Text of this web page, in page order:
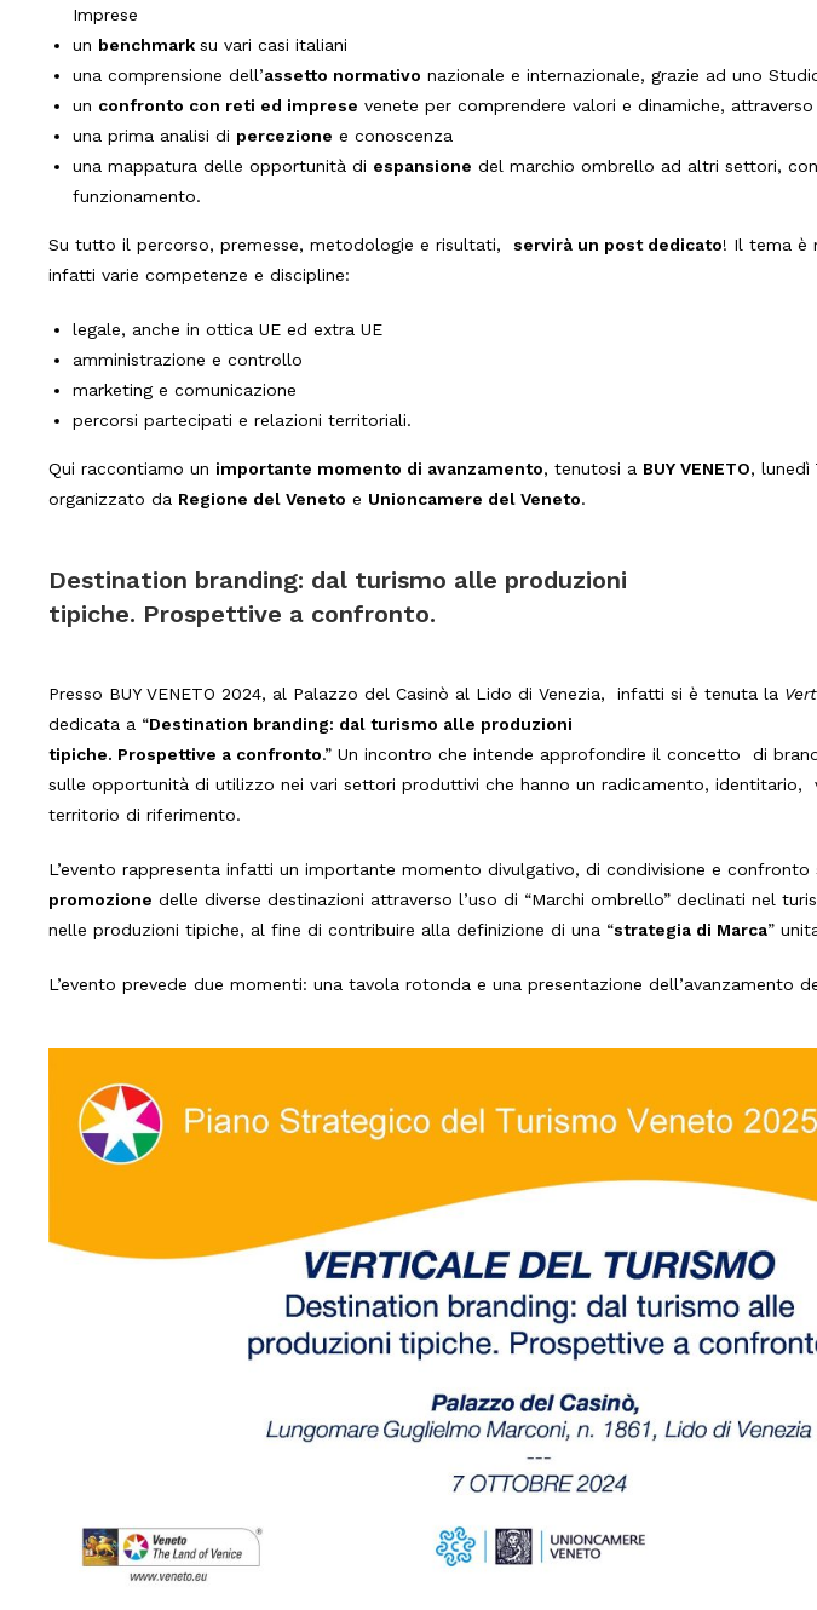
Imprese
un benchmark su vari casi italiani
una comprensione dell’assetto normativo nazionale e internazionale, grazie ad uno
un confronto con reti ed imprese venete per comprendere valori e dinamiche,
una prima analisi di percezione e conoscenza
una mappatura delle opportunità di espansione del marchio ombrello ad altri settori,
funzionamento.
Su tutto il percorso, premesse, metodologie e risultati, servirà un post dedicato! Il tema è
infatti varie competenze e discipline:
legale, anche in ottica UE ed extra UE
amministrazione e controllo
marketing e comunicazione
percorsi partecipati e relazioni territoriali.
Qui raccontiamo un importante momento di avanzamento, tenutosi a BUY VENETO, lunedì
organizzato da Regione del Veneto e Unioncamere del Veneto.
Destination branding: dal turismo alle produzioni
tipiche. Prospettive a confronto.
Presso BUY VENETO 2024, al Palazzo del Casinò al Lido di Venezia, infatti si è tenuta la
dedicata a “Destination branding: dal turismo alle produzioni
tipiche. Prospettive a confronto.” Un incontro che intende approfondire il concetto di
sulle opportunità di utilizzo nei vari settori produttivi che hanno un radicamento, identitario,
territorio di riferimento.
L’evento rappresenta infatti un importante momento divulgativo, di condivisione e confronto
promozione delle diverse destinazioni attraverso l’uso di “Marchi ombrello” declinati nel
nelle produzioni tipiche, al fine di contribuire alla definizione di una “strategia di Marca”
L’evento prevede due momenti: una tavola rotonda e una presentazione dell’avanzamento